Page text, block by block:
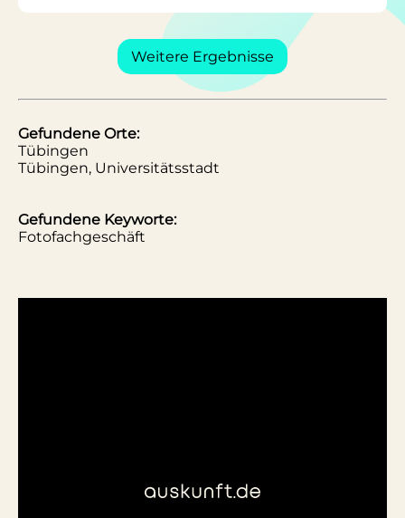
Weitere Ergebnisse
Gefundene Orte:
Tübingen
Tübingen, Universitätsstadt
Gefundene Keyworte:
Fotofachgeschäft